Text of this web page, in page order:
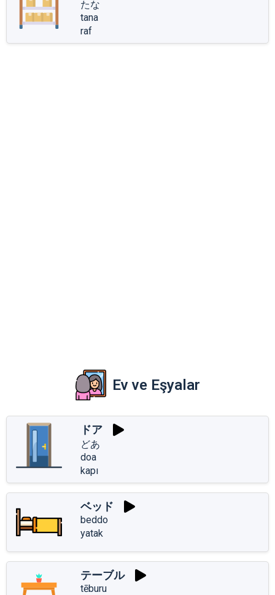
たな
tana
raf
Ev ve Eşyalar
ドア
どあ
doa
kapı
ベッド
beddo
yatak
テーブル
tēburu